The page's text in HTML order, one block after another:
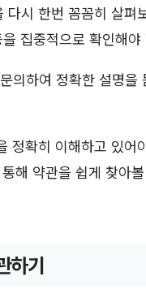
시 한번 꼼꼼히 살펴
집중적으로 확인해야
의하여 정확한 설명
정확히 이해하고 있어
해 약관을 쉽게 찾아
하기